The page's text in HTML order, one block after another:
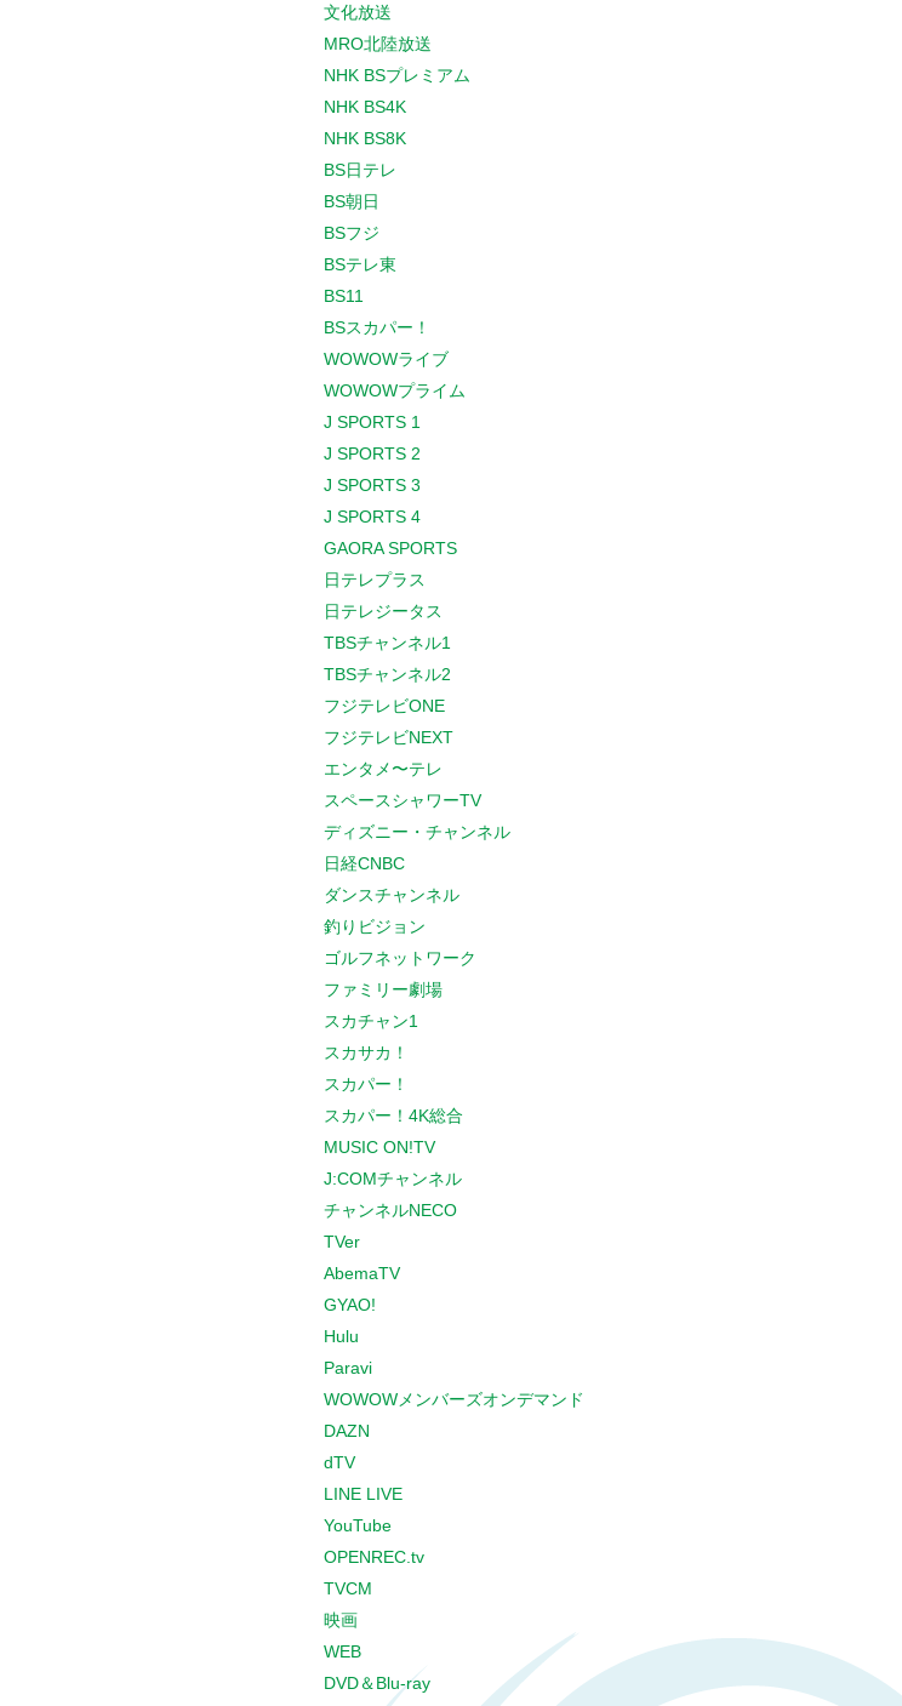
文化放送
MRO北陸放送
NHK BSプレミアム
NHK BS4K
NHK BS8K
BS日テレ
BS朝日
BSフジ
BSテレ東
BS11
BSスカパー！
WOWOWライブ
WOWOWプライム
J SPORTS 1
J SPORTS 2
J SPORTS 3
J SPORTS 4
GAORA SPORTS
日テレプラス
日テレジータス
TBSチャンネル1
TBSチャンネル2
フジテレビONE
フジテレビNEXT
エンタメ〜テレ
スペースシャワーTV
ディズニー・チャンネル
日経CNBC
ダンスチャンネル
釣りビジョン
ゴルフネットワーク
ファミリー劇場
スカチャン1
スカサカ！
スカパー！
スカパー！4K総合
MUSIC ON!TV
J:COMチャンネル
チャンネルNECO
TVer
AbemaTV
GYAO!
Hulu
Paravi
WOWOWメンバーズオンデマンド
DAZN
dTV
LINE LIVE
YouTube
OPENREC.tv
TVCM
映画
WEB
DVD＆Blu-ray